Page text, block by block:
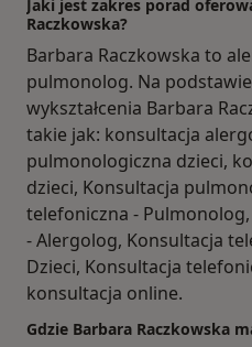
Jaki jest zakres porad
Raczkowska?
Barbara Raczkowska to
pulmonolog. Na
wykształcenia Barbara
takie jak: konsultacja
pulmonologiczna dzieci,
dzieci, Konsultacja
telefoniczna -
- Alergolog, Konsultacja
Dzieci, Konsultacja
konsultacja online.
Gdzie Barbara Raczkowska